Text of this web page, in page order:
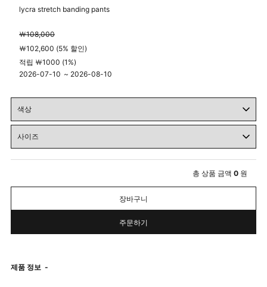
lycra stretch banding pants
￦108,000
￦102,600 (5% 할인)
적립 ￦1000 (1%)
2026-07-10 ~ 2026-08-10
총 상품 금액 0 원
장바구니
주문하기
제품 정보 -